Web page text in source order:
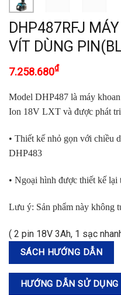
DHP487RFJ
VÍT DÙNG
7.258.680₫
Model DHP487 là máy
Ion 18V LXT và được phát
• Thiết kế nhỏ gọn với chiều d
DHP483
• Ngoại hình được thiết kế lại
Lưu ý: Sản phẩm này không
( 2 pin 18V 3Ah, 1 sạc
SÁCH HƯỚNG DẪN
HƯỚNG DẪN SỬ DỤNG